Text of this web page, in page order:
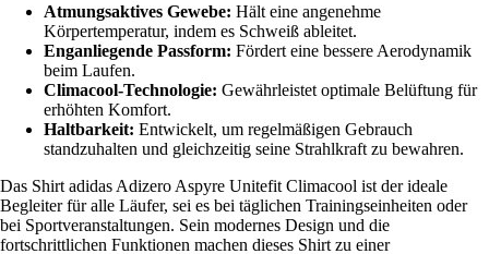
Atmungsaktives Gewebe: Hält eine angenehme
Körpertemperatur, indem es Schweiß ableitet.
Enganliegende Passform: Fördert eine bessere Aerodynamik
beim Laufen.
Climacool-Technologie: Gewährleistet optimale Belüftung für
erhöhten Komfort.
Haltbarkeit: Entwickelt, um regelmäßigen Gebrauch
standzuhalten und gleichzeitig seine Strahlkraft zu bewahren.
Das Shirt adidas Adizero Aspyre Unitefit Climacool ist der ideale
Begleiter für alle Läufer, sei es bei täglichen Trainingseinheiten oder
bei Sportveranstaltungen. Sein modernes Design und die
fortschrittlichen Funktionen machen dieses Shirt zu einer